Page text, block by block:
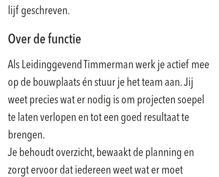
lijf geschreven.
Over de functie
Als Leidinggevend Timmerman werk je actief mee
op de bouwplaats én stuur je het team aan. Jij
weet precies wat er nodig is om projecten soepel
te laten verlopen en tot een goed resultaat te
brengen.
Je behoudt overzicht, bewaakt de planning en
zorgt ervoor dat iedereen weet wat er moet